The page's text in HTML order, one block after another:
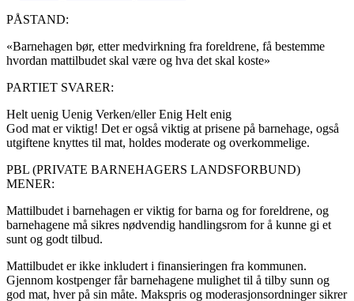
PÅSTAND:
«Barnehagen bør, etter medvirkning fra foreldrene, få bestemme
hvordan mattilbudet skal være og hva det skal koste»
PARTIET SVARER:
Helt uenig Uenig Verken/ellerEnig Helt enig
God mat er viktig! Det er også viktig at prisene på barnehage, også
utgiftene knyttes til mat, holdes moderate og overkommelige.
PBL (PRIVATE BARNEHAGERS LANDSFORBUND)
MENER:
Mattilbudet i barnehagen er viktig for barna og for foreldrene, og
barnehagene må sikres nødvendig handlingsrom for å kunne gi et
sunt og godt tilbud.
Mattilbudet er ikke inkludert i finansieringen fra kommunen.
Gjennom kostpenger får barnehagene mulighet til å tilby sunn og
god mat, hver på sin måte. Makspris og moderasjonsordninger sikrer